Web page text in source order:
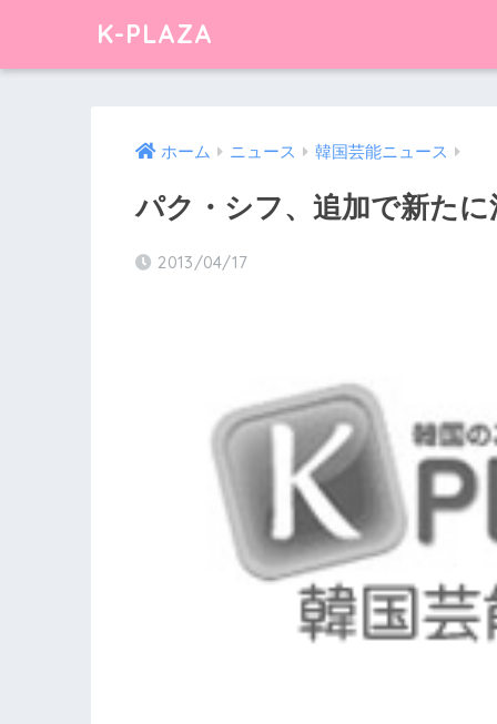
K-PLAZA
ホーム ニュース 韓国芸能ニュース
パク・シフ、追加で新たに
2013/04/17